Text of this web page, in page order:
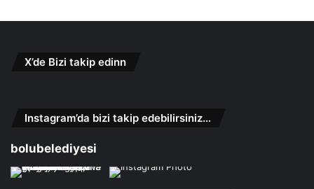
X’de Bizi takip edinn
Instagram’da bizi takip edebilirsiniz…
bolubelediyesi